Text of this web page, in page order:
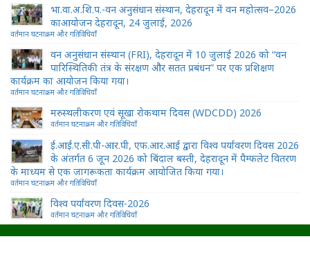
भा.वा.अ.शि.प.-वन अनुसंधान संस्थान, देहरादून में वन महोत्सव–2026
काआयोजन देहरादून, 24 जुलाई, 2026
वर्तमान घटनाक्रम और गतिविधियाँ
वन अनुसंधान संस्थान (FRI), देहरादून में 10 जुलाई 2026 को “वन
पारिस्थितिकी तंत्र के संरक्षण और सतत प्रबंधन” पर एक प्रशिक्षण
कार्यक्रम का आयोजन किया गया।
वर्तमान घटनाक्रम और गतिविधियाँ
मरुस्थलीकरण एवं सूखा रोकथाम दिवस (WDCDD) 2026
वर्तमान घटनाक्रम और गतिविधियाँ
ई.आई.ए.सी.पी-आर.पी, एफ.आर.आई द्वारा विश्व पर्यावरण दिवस 2026
के अंतर्गत 6 जून 2026 को बिंदाल बस्ती, देहरादून में पैम्फलेट वितरण
के माध्यम से एक जागरूकता कार्यक्रम आयोजित किया गया।
वर्तमान घटनाक्रम और गतिविधियाँ
विश्व पर्यावरण दिवस-2026
वर्तमान घटनाक्रम और गतिविधियाँ